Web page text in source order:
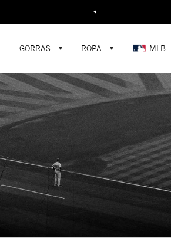
Buscar...
GORRAS ROPA MLB